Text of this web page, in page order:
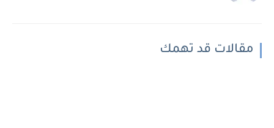
مقالات قد تهمك